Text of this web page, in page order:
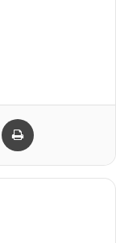
Compartilhar via e-mail